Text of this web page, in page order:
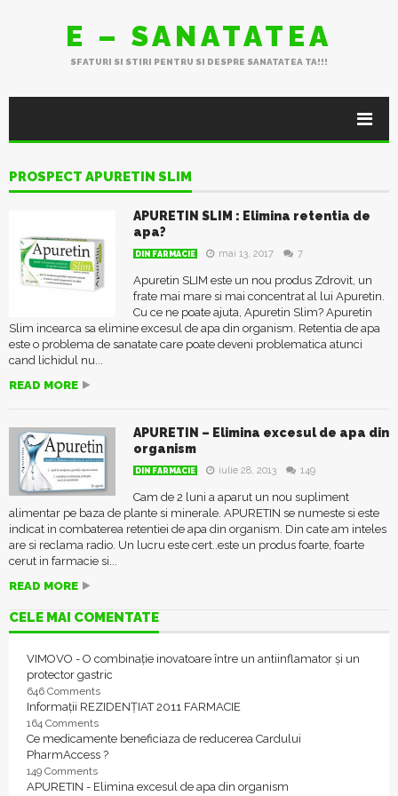
E – SANATATEA
SFATURI SI STIRI PENTRU SI DESPRE SANATATEA TA!!!
PROSPECT APURETIN SLIM
APURETIN SLIM : Elimina retentia de
apa?
DIN FARMACIE mai 13, 2017 7
Apuretin SLIM este un nou produs Zdrovit, un
frate mai mare si mai concentrat al lui Apuretin.
Cu ce ne poate ajuta, Apuretin Slim? Apuretin
Slim incearca sa elimine excesul de apa din organism. Retentia de apa
este o problema de sanatate care poate deveni problematica atunci
cand lichidul nu...
READ MORE
APURETIN – Elimina excesul de apa din
organism
DIN FARMACIE iulie 28, 2013 149
Cam de 2 luni a aparut un nou supliment
alimentar pe baza de plante si minerale. APURETIN se numeste si este
indicat in combaterea retentiei de apa din organism. Din cate am inteles
are si reclama radio. Un lucru este cert..este un produs foarte, foarte
cerut in farmacie si...
READ MORE
CELE MAI COMENTATE
VIMOVO - O combinație inovatoare între un antiinflamator și un
protector gastric
646 Comments
Informații REZIDENȚIAT 2011 FARMACIE
164 Comments
Ce medicamente beneficiaza de reducerea Cardului
PharmAccess ?
149 Comments
APURETIN - Elimina excesul de apa din organism